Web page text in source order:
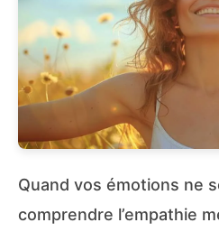
Quand vos émotions ne
comprendre l’empathie